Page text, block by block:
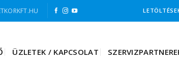
ÜZLETEK / KAPCSOLAT